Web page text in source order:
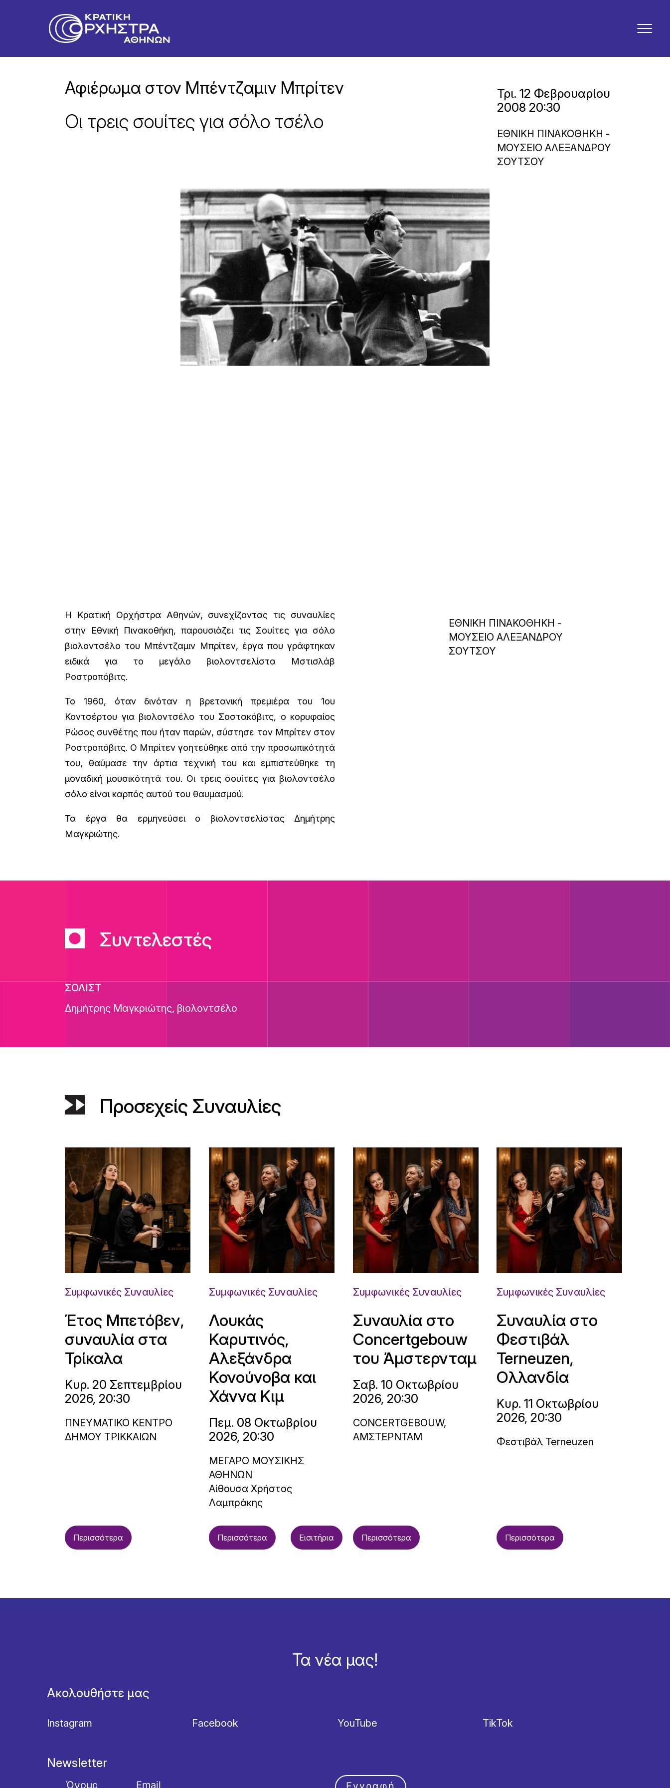
Αφιέρωμα στον Μπέντζαμιν Μπρίτεν
Οι τρεις σουίτες για σόλο τσέλο
Τρι. 12 Φεβρουαρίου
2008 20:30
ΕΘΝΙΚΗ ΠΙΝΑΚΟΘΗΚΗ -
ΜΟΥΣΕΙΟ ΑΛΕΞΑΝΔΡΟΥ
ΣΟΥΤΣΟΥ
Η Κρατική Ορχήστρα Αθηνών, συνεχίζοντας τις συναυλίες
στην Εθνική Πινακοθήκη, παρουσιάζει τις Σουίτες για σόλο
βιολοντσέλο του Μπέντζαμιν Μπρίτεν, έργα που γράφτηκαν
ειδικά για το μεγάλο βιολοντσελίστα Μστισλάβ
Ροστροπόβιτς.
Το 1960, όταν δινόταν η βρετανική πρεμιέρα του 1ου
Κοντσέρτου για βιολοντσέλο του Σοστακόβιτς, ο κορυφαίος
Ρώσος συνθέτης που ήταν παρών, σύστησε τον Μπρίτεν στον
Ροστροπόβιτς. Ο Μπρίτεν γοητεύθηκε από την προσωπικότητά
του, θαύμασε την άρτια τεχνική του και εμπιστεύθηκε τη
μοναδική μουσικότητά του. Οι τρεις σουίτες για βιολοντσέλο
σόλο είναι καρπός αυτού του θαυμασμού.
Τα έργα θα ερμηνεύσει ο βιολοντσελίστας Δημήτρης
Μαγκριώτης.
ΕΘΝΙΚΗ ΠΙΝΑΚΟΘΗΚΗ -
ΜΟΥΣΕΙΟ ΑΛΕΞΑΝΔΡΟΥ
ΣΟΥΤΣΟΥ
Συντελεστές
ΣΟΛΙΣΤ
Δημήτρης Μαγκριώτης, βιολοντσέλο
Προσεχείς Συναυλίες
Συμφωνικές Συναυλίες
Έτος Μπετόβεν,
συναυλία στα
Τρίκαλα
Κυρ. 20 Σεπτεμβρίου
2026, 20:30
ΠΝΕΥΜΑΤΙΚΟ ΚΕΝΤΡΟ
ΔΗΜΟΥ ΤΡΙΚΚΑΙΩΝ
Περισσότερα
Συμφωνικές Συναυλίες
Λουκάς
Καρυτινός,
Αλεξάνδρα
Κονούνοβα και
Χάννα Κιμ
Πεμ. 08 Οκτωβρίου
2026, 20:30
ΜΕΓΑΡΟ ΜΟΥΣΙΚΗΣ
ΑΘΗΝΩΝ
Αίθουσα Χρήστος
Λαμπράκης
Περισσότερα Εισιτήρια
Συμφωνικές Συναυλίες
Συναυλία στο
Concertgebouw
του Άμστερνταμ
Σαβ. 10 Οκτωβρίου
2026, 20:30
CONCERTGEBOUW,
ΑΜΣΤΕΡΝΤΑΜ
Περισσότερα
Συμφωνικές Συναυλίες
Συναυλία στο
Φεστιβάλ
Terneuzen,
Ολλανδία
Κυρ. 11 Οκτωβρίου
2026, 20:30
Φεστιβάλ Terneuzen
Περισσότερα
Τα νέα μας!
Ακολουθήστε μας
Instagram Facebook YouTube TikTok
Newsletter